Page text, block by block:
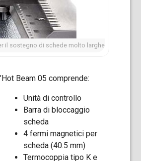
il sostegno di schede molto larghe
Beam 05 comprende:
Unità di controllo
Barra di bloccaggio
scheda
4 fermi magnetici per
scheda (40.5 mm)
Termocoppia tipo K e